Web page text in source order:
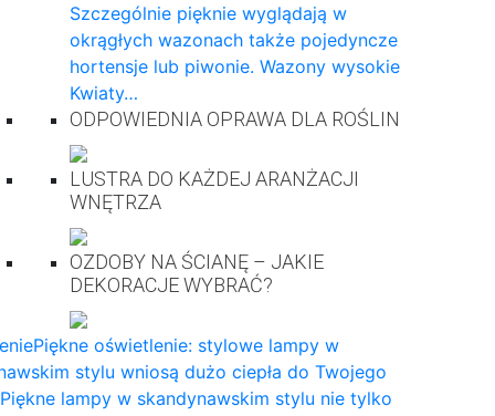
Szczególnie pięknie wyglądają w
okrągłych wazonach także pojedyncze
hortensje lub piwonie. Wazony wysokie
Kwiaty…
ODPOWIEDNIA OPRAWA DLA ROŚLIN
LUSTRA DO KAŻDEJ ARANŻACJI
WNĘTRZA
OZDOBY NA ŚCIANĘ – JAKIE
DEKORACJE WYBRAĆ?
Piękne oświetlenie: stylowe lampy w
stylu wniosą dużo ciepła do Twojego
lampy w skandynawskim stylu nie tylko